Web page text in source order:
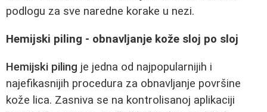
podlogu za sve naredne korake u nezi.
Hemijski piling - obnavljanje kože sloj po sloj
Hemijski piling je jedna od najpopularnijih i
najefikasnijih procedura za obnavljanje površine
kože lica. Zasniva se na kontrolisanoj aplikaciji